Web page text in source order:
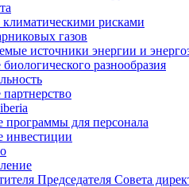
рисками
газов
источники энергии и
разнообразия
программы для персонала
инвестиции
Председателя Совета